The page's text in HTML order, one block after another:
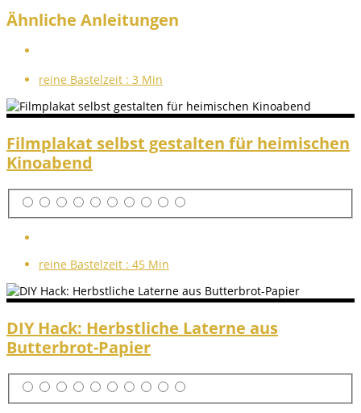
Ähnliche Anleitungen
reine Bastelzeit : 3 Min
Filmplakat selbst gestalten für heimischen
Kinoabend
reine Bastelzeit : 45 Min
DIY Hack: Herbstliche Laterne aus
Butterbrot-Papier